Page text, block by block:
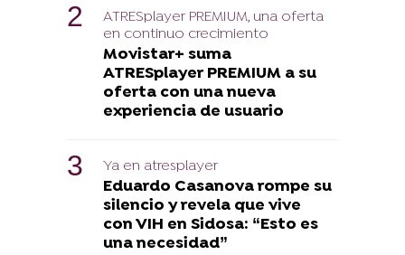
ATRESplayer PREMIUM, una oferta
en continuo crecimiento
Movistar+ suma
ATRESplayer PREMIUM a su
oferta con una nueva
experiencia de usuario
Ya en atresplayer
Eduardo Casanova rompe su
silencio y revela que vive
con VIH en Sidosa: “Esto es
una necesidad”